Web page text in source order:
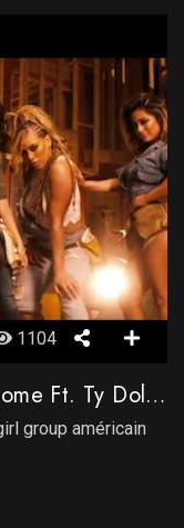
1104
Fifth Harmony – Work From Home Ft. Ty Dolla $ign
group américain